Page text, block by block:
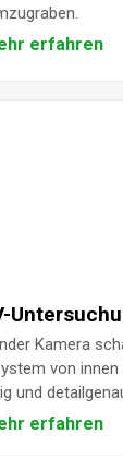
erfahren
Kamera
von
und
erfahren